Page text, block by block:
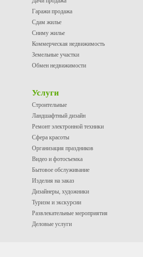
Гаражи продажа
Сдам жилье
Сниму жилье
Коммерческая недвижимость
Земельные участки
Обмен недвижимости
Услуги
Строительные
Ландшафтный дизайн
Ремонт электронной техники
Сфера красоты
Организация праздников
Видео и фотосъемка
Бытовое обслуживание
Изделия на заказ
Дизайнеры, художники
Туризм и экскурсии
Развлекательные мероприятия
Деловые услуги